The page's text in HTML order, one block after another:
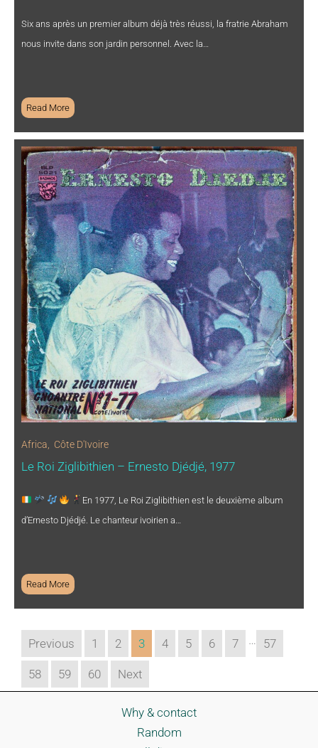
Six ans après un premier album déjà très réussi, la fratrie Abraham
nous invite dans son jardin personnel. Avec la…
Read More
Africa Côte D'Ivoire
Le Roi Ziglibithien – Ernesto Djédjé, 1977
En 1977, Le Roi Ziglibithien est le deuxième album
d’Ernesto Djédjé. Le chanteur ivoirien a…
Read More
Previous 1 2 3 4 5 6 7 … 57
58 59 60 Next
Why & contact
Random